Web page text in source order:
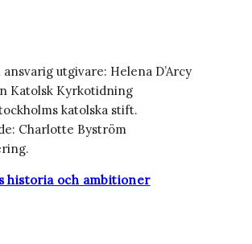
utgivare: Helena D’Arcy
Katolsk Kyrkotidning
katolska stift.
Charlotte Byström
historia och ambitioner